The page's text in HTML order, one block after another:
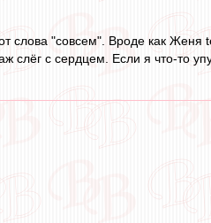
слова "совсем". Вроде как
слёг с сердцем. Если я что-то